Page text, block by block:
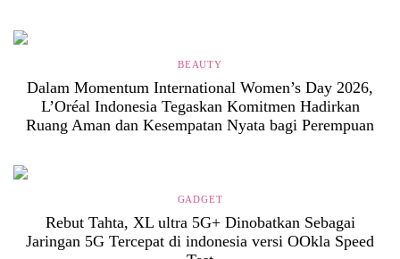
BEAUTY
Dalam Momentum International Women’s Day 2026,
L’Oréal Indonesia Tegaskan Komitmen Hadirkan
Ruang Aman dan Kesempatan Nyata bagi Perempuan
GADGET
Rebut Tahta, XL ultra 5G+ Dinobatkan Sebagai
Jaringan 5G Tercepat di indonesia versi OOkla Speed